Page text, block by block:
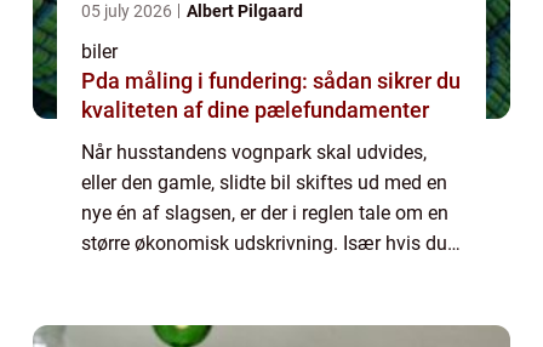
05 july 2026 Albert Pilgaard
biler
Pda måling i fundering: sådan sikrer du
kvaliteten af dine pælefundamenter
Når husstandens vognpark skal udvides,
eller den gamle, slidte bil skiftes ud med en
nye én af slagsen, er der i reglen tale om en
større økonomisk udskrivning. Især hvis du